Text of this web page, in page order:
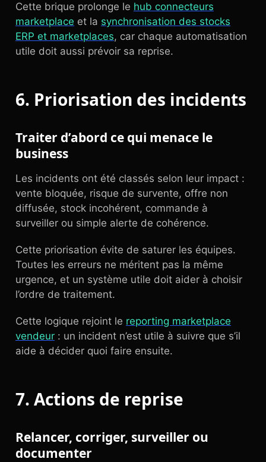
Cette brique prolonge le hub connecteurs
marketplace et la synchronisation des stocks
ERP et marketplaces, car chaque automatisation
utile doit aussi prévoir sa reprise.
6. Priorisation des incidents
Traiter d’abord ce qui menace le
business
Les incidents ont été classés selon leur impact :
vente bloquée, risque de survente, offre non
diffusée, stock incohérent, commande à
surveiller ou simple alerte de cohérence.
Cette priorisation évite de saturer les équipes.
Toutes les erreurs ne méritent pas la même
urgence, et un système utile doit aider à choisir
l’ordre de traitement.
Cette logique rejoint le reporting marketplace
vendeur : un incident n’est utile à suivre que s’il
aide à décider quoi faire ensuite.
7. Actions de reprise
Relancer, corriger, surveiller ou
documenter